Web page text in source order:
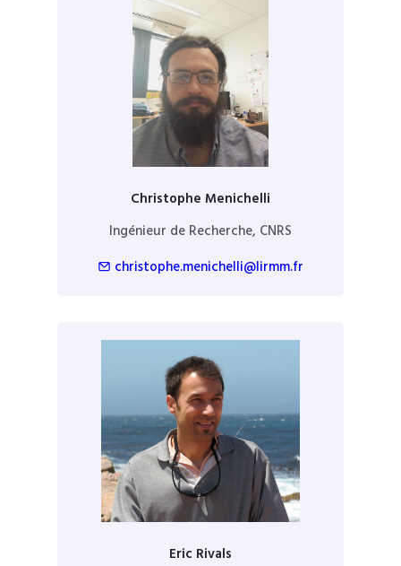
Christophe Menichelli
Ingénieur de Recherche, CNRS
christophe.menichelli@lirmm.fr
Eric Rivals